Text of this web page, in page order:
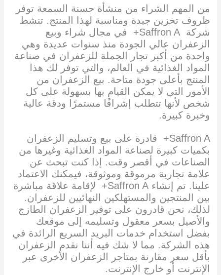
من المهم الشراء من منشأة حسنة السمعة توفر
ظروف تخزين جيدة ومناسبة لهذا المنتج. تنشط
شركة Saffron A+ في مجال شراء وبيع
الزعفران عالي الجودة منذ سنوات عديدة وهي
واحدة من أكبر تجار الجملة للزعفران في صناعة
المواد الغذائية في العالم، والتي توفر لك هذا
المنتج بأعلى جودة متاحة. بيع الزعفران من
الأمور التي لا يمكن القيام بها بسهولة على كل
شخص لأنها تتطلب إشرافًا مستمرًا ودقة عالية
وخبرة كبيرة.
Saffron A+ قادرة على بيع وتسليم الزعفران
بكميات كبيرة لصناعة المواد الغذائية وغيرها من
الصناعات في أقصر وقت. إذا كنت تبحث عن
علامة تجارية مرموقة وموثوقة، فيمكنك الاعتماد
علينا. تم إنشاء Saffron A+ لإقامة علاقة مباشرة
بين المنتجين والمستهلكين النهائيين للزعفران.
لذلك، نحن قادرون على توفير الزعفران الطازج
والأصيل بسعر معقول وتسليمه إلى موقعك
بفضل استخدام خدمات البريد السريع الرائدة في
هذه الشركة. مما لا شك فيه أننا نقدم الزعفران
بأقل سعر مقارنة بمتاجر الزعفران الأخرى عبر
الإنترنت أو خارج الإنترنت.